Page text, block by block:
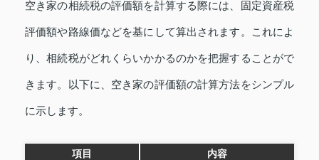
空き家の相続税の評価額を計算する際には、固定資産税
評価額や路線価などを基にして算出されます。これによ
り、相続税がどれくらいかかるのかを把握することがで
きます。以下に、空き家の評価額の計算方法をシンプル
に示します。
項目 内容